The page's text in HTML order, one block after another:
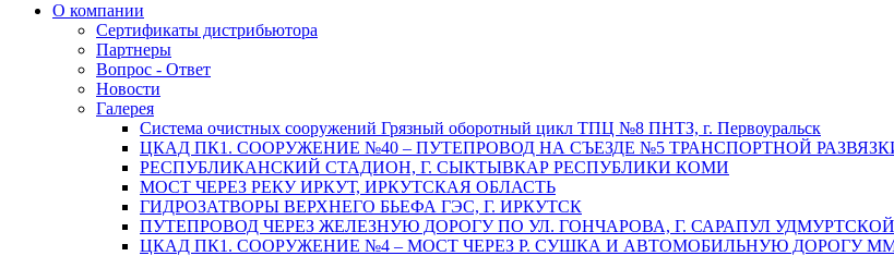
О компании
Сертификаты дистрибьютора
Партнеры
Вопрос - Ответ
Новости
Галерея
Система очистных сооружений Грязный оборотный цикл ТПЦ №8 ПНТЗ, г. Первоуральск
ЦКАД ПК1. СООРУЖЕНИЕ №40 – ПУТЕПРОВОД НА СЪЕЗДЕ №5 ТРАНСПОРТНОЙ
РЕСПУБЛИКАНСКИЙ СТАДИОН, Г. СЫКТЫВКАР РЕСПУБЛИКИ КОМИ
МОСТ ЧЕРЕЗ РЕКУ ИРКУТ, ИРКУТСКАЯ ОБЛАСТЬ
ГИДРОЗАТВОРЫ ВЕРХНЕГО БЬЕФА ГЭС, Г. ИРКУТСК
ПУТЕПРОВОД ЧЕРЕЗ ЖЕЛЕЗНУЮ ДОРОГУ ПО УЛ. ГОНЧАРОВА, Г. САРАПУЛ
ЦКАД ПК1. СООРУЖЕНИЕ №4 – МОСТ ЧЕРЕЗ Р. СУШКА И АВТОМОБИЛЬНУЮ ДОРОГУ